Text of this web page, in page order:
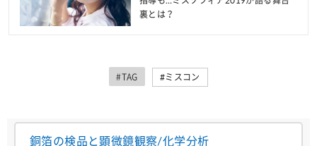
裏とは？
#TAG #ミスコン
銅箔の検品と顕微鏡観察/化学分析